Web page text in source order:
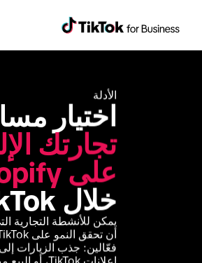
الأدلة
اختيار
على Shopify
خلال TikTok